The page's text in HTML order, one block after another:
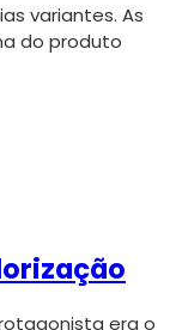
variantes. As
do produto
era o